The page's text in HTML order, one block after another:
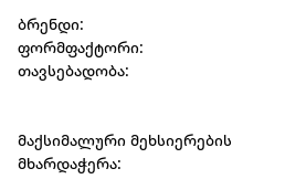
ბრენდი:
ფორმფაქტორი:
თავსებადობა:
მაქსიმალური მეხსიერების
მხარდაჭერა: